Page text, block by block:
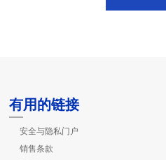
有用的链接
安全与隐私门户
销售条款